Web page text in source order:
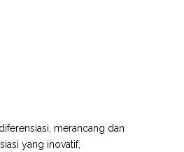
merancang dan
yang inovatif,